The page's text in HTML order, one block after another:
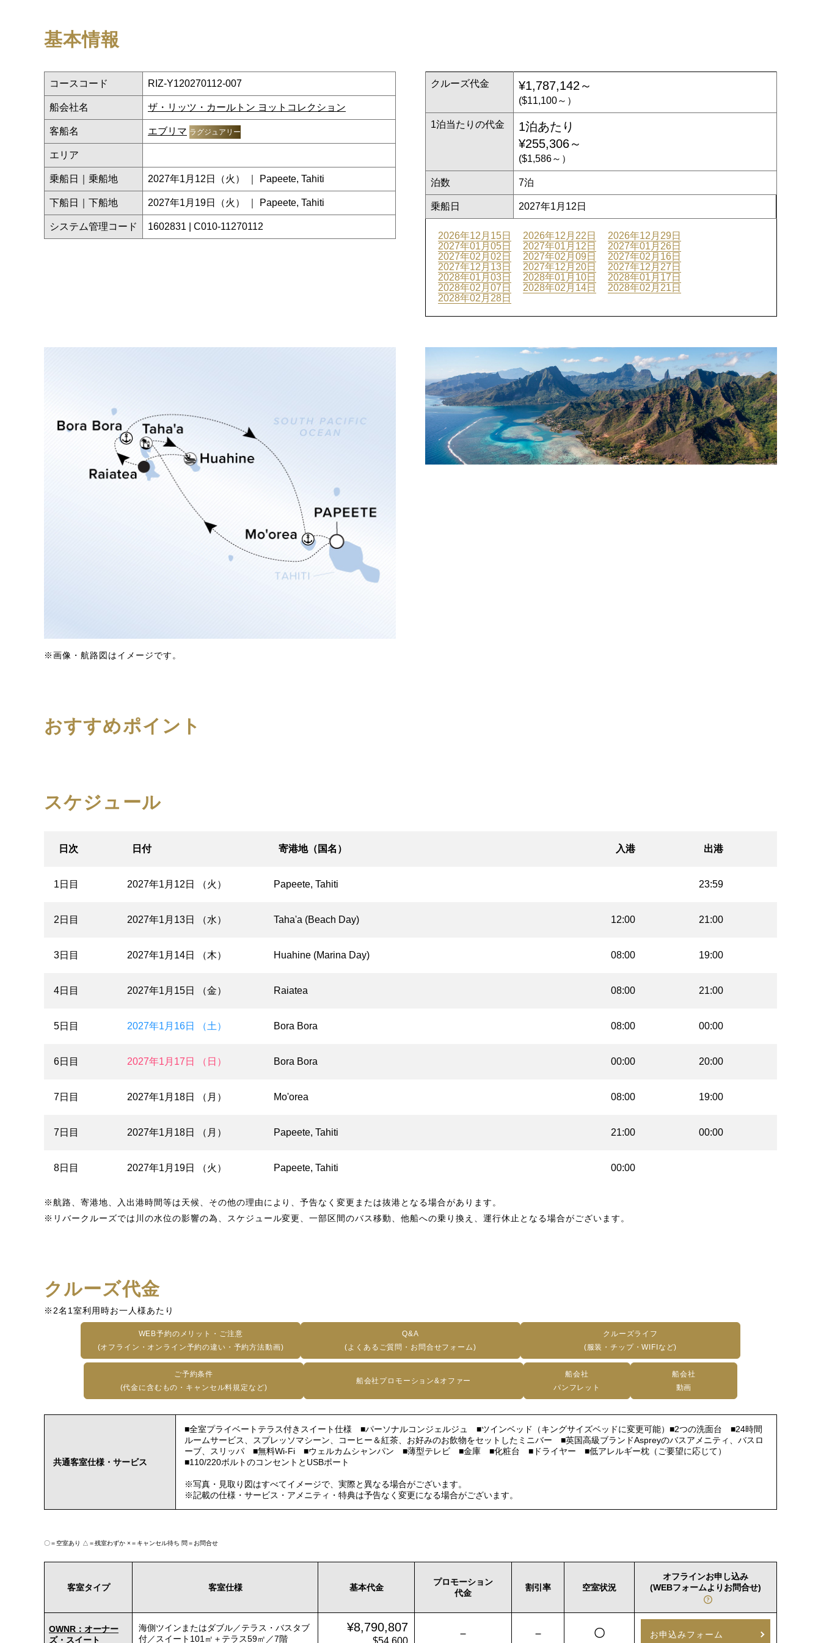
基本情報
コースコード RIZ-Y120270112-007
船会社名 ザ・リッツ・カールトン ヨットコレクション
客船名 エブリマ ラグジュアリー
エリア
乗船日｜乗船地 2027年1月12日（火） ｜ Papeete, Tahiti
下船日｜下船地 2027年1月19日（火） ｜ Papeete, Tahiti
システム管理コード 1602831 | C010-11270112
クルーズ代金 ¥1,787,142～
($11,100～）
1泊当たりの代金
1泊あたり
¥255,306～
($1,586～）
泊数 7泊
乗船日 2027年1月12日
2026年12月15日 2026年12月22日
2026年12月29日
2027年01月05日
2027年01月12日
2027年01月26日
2027年02月02日
2027年02月09日
2027年02月16日
2027年12月13日
2027年12月20日
2027年12月27日
2028年01月03日
2028年01月10日
2028年01月17日
2028年02月07日
2028年02月14日
2028年02月21日
2028年02月28日
※画像・航路図はイメージです。
おすすめポイント
スケジュール
日次 日付 寄港地（国名） 入港 出港
1日目 2027年1月12日 （火） Papeete, Tahiti 23:59
2日目 2027年1月13日 （水） Taha'a (Beach Day) 12:00 21:00
3日目 2027年1月14日 （木） Huahine (Marina Day) 08:00 19:00
4日目 2027年1月15日 （金） Raiatea 08:00 21:00
5日目 2027年1月16日 （土） Bora Bora 08:00 00:00
6日目 2027年1月17日 （日） Bora Bora 00:00 20:00
7日目 2027年1月18日 （月） Mo'orea 08:00 19:00
7日目 2027年1月18日 （月） Papeete, Tahiti 21:00 00:00
8日目 2027年1月19日 （火） Papeete, Tahiti 00:00
※航路、寄港地、入出港時間等は天候、その他の理由により、予告なく変更または抜港となる場合があります。
※リバークルーズでは川の水位の影響の為、スケジュール変更、一部区間のバス移動、他船への乗り換え、運行休止となる場合がございます。
クルーズ代金
※2名1室利用時お一人様あたり
WEB予約のメリット・ご注意
(オフライン・オンライン予約の違い・予約方法動画)
Q&A
(よくあるご質問・お問合せフォーム)
クルーズライフ
(服装・チップ・WIFIなど)
ご予約条件
(代金に含むもの・キャンセル料規定など)
船会社プロモーション&オファー
船会社
パンフレット
船会社
動画
共通客室仕様・サービス
■全室プライベートテラス付きスイート仕様 ■パーソナルコンジェルジュ ■ツインベッド（キングサイズベッドに変更可能）■2つの洗面台 ■24時間
ルームサービス、スプレッソマシーン、コーヒー＆紅茶、お好みのお飲物をセットしたミニバー ■英国高級ブランドAspreyのバスアメニティ、バスロ
ーブ、スリッパ ■無料Wi-Fi ■ウェルカムシャンパン ■薄型テレビ ■金庫 ■化粧台 ■ドライヤー ■低アレルギー枕（ご要望に応じて）
■110/220ボルトのコンセントとUSBポート
※写真・見取り図はすべてイメージで、実際と異なる場合がございます。
※記載の仕様・サービス・アメニティ・特典は予告なく変更になる場合がございます。
〇＝空室あり △＝残室わずか ×＝キャンセル待ち 問＝お問合せ
客室タイプ 客室仕様 基本代金
プロモーション
代金
割引率 空室状況
オフラインお申し込み
(WEBフォームよりお問合せ)
OWNR：オーナー
ズ・スイート
海側ツインまたはダブル／テラス・バスタブ
付／スイート101㎡＋テラス59㎡／7階
¥8,790,807
$54,600
－ － 〇 お申込みフォーム